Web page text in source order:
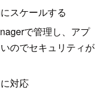
スケールする
で管理し、アプ
のでセキュリティが
対応